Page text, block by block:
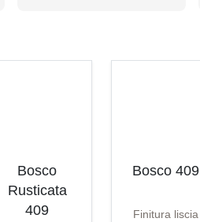
Bosco
Rusticata
409
Bosco 409
Finitura liscia